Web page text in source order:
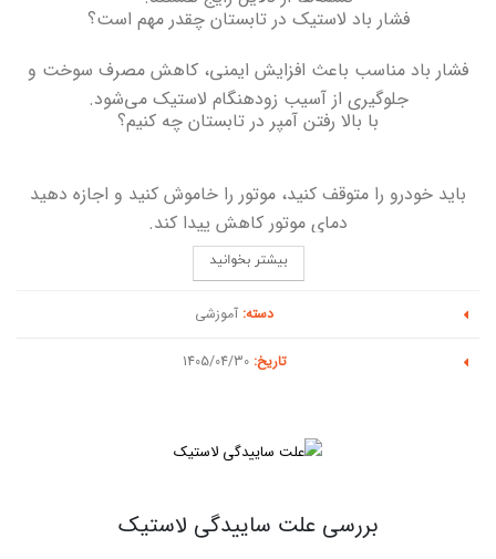
فشار باد لاستیک در تابستان چقدر مهم است؟
فشار باد مناسب باعث افزایش ایمنی، کاهش مصرف سوخت و
جلوگیری از آسیب زودهنگام لاستیک می‌شود.
با بالا رفتن آمپر در تابستان چه کنیم؟
باید خودرو را متوقف کنید، موتور را خاموش کنید و اجازه دهید
دمای موتور کاهش پیدا کند.
دسته: آموزشی
تاریخ: 1405/04/30
بررسی علت ساییدگی لاستیک